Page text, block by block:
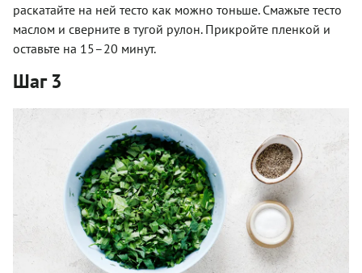
раскатайте на ней тесто как можно тоньше. Смажьте тесто
маслом и сверните в тугой рулон. Прикройте пленкой и
оставьте на 15–20 минут.
Шаг 3